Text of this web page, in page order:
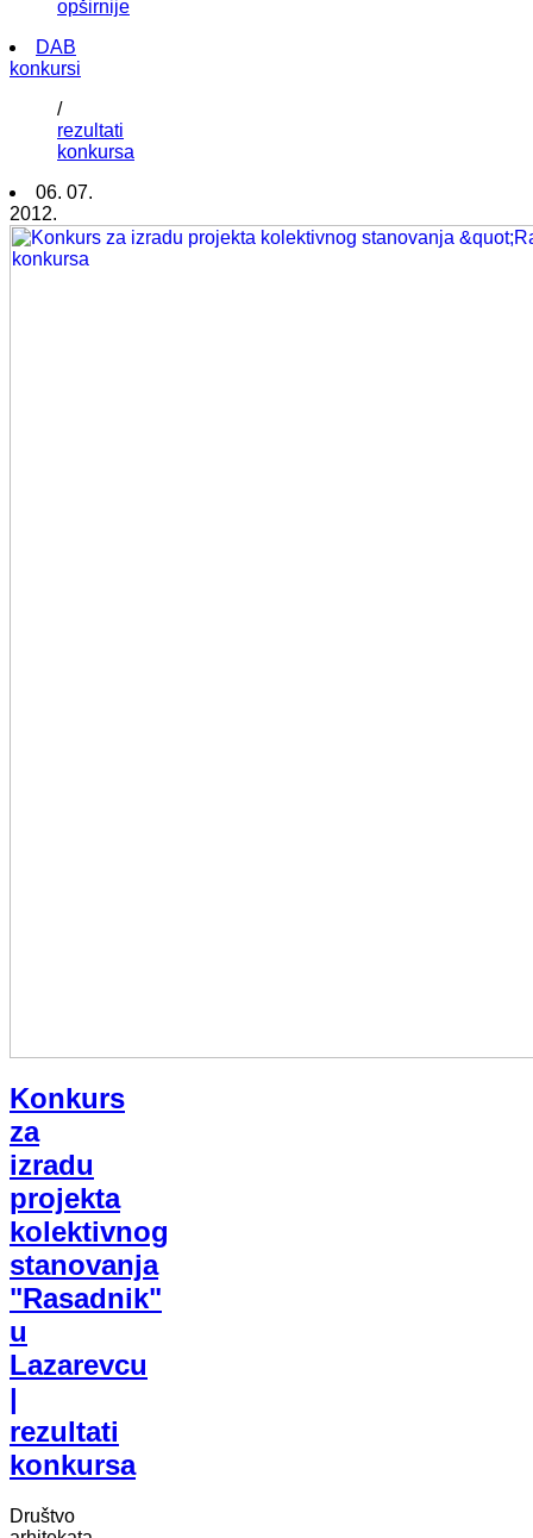
opširnije
DAB
konkursi
/
rezultati
konkursa
06. 07.
2012.
Konkurs
za
izradu
projekta
kolektivnog
stanovanja
"Rasadnik"
u
Lazarevcu
|
rezultati
konkursa
Društvo